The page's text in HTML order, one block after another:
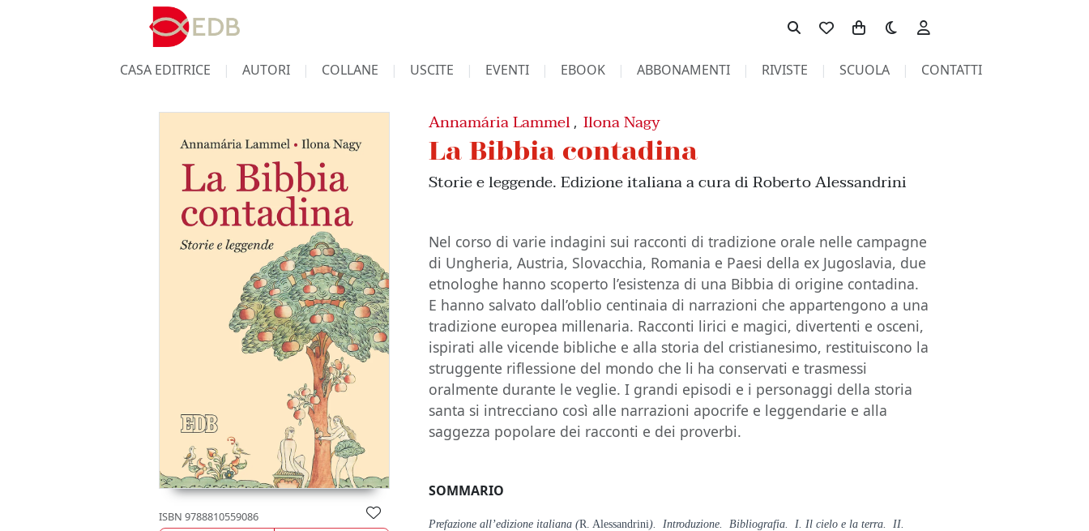
Toggle theme
CASA EDITRICE AUTORI COLLANE USCITE EVENTI EBOOK ABBONAMENTI RIVISTE SCUOLA CONTATTI
ISBN 9788810559086
Annamária Lammel ,Ilona Nagy
La Bibbia contadina
Storie e leggende. Edizione italiana a cura di Roberto Alessandrini
Nel corso di varie indagini sui racconti di tradizione orale nelle campagne
di Ungheria, Austria, Slovacchia, Romania e Paesi della ex Jugoslavia, due
etnologhe hanno scoperto l’esistenza di una Bibbia di origine contadina.
E hanno salvato dall’oblio centinaia di narrazioni che appartengono a una
tradizione europea millenaria. Racconti lirici e magici, divertenti e osceni,
ispirati alle vicende bibliche e alla storia del cristianesimo, restituiscono la
struggente riflessione del mondo che li ha conservati e trasmessi
oralmente durante le veglie. I grandi episodi e i personaggi della storia
santa si intrecciano così alle narrazioni apocrife e leggendarie e alla
saggezza popolare dei racconti e dei proverbi.
SOMMARIO
Prefazione all’edizione italiana (R. Alessandrini). Introduzione. Bibliografia. I. Il cielo e la terra. II.